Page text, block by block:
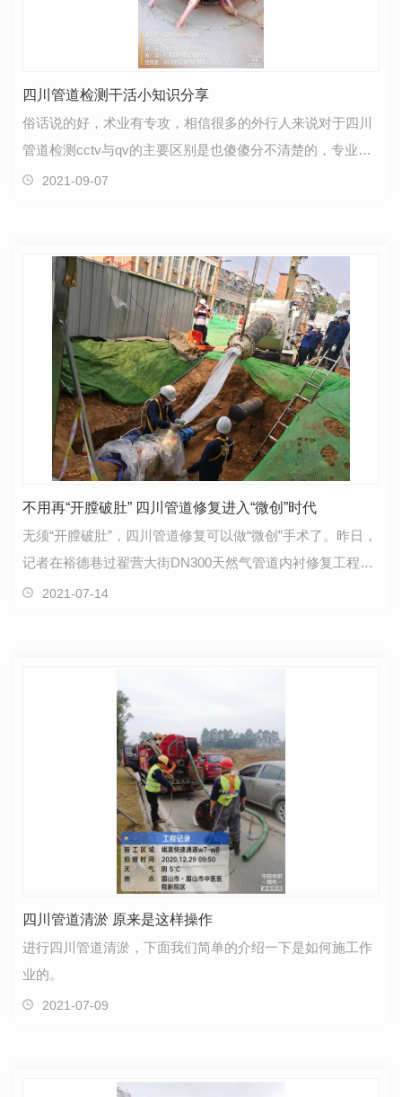
四川管道检测干活小知识分享
俗话说的好，术业有专攻，相信很多的外行人来说对于四川
管道检测cctv与qv的主要区别是也傻傻分不清楚的，专业人
士了解的就会比较的清楚，所以，小编专门去咨询了鑫…
2021-09-07
不用再“开膛破肚” 四川管道修复进入“微创”时代
无须“开膛破肚”，四川管道修复可以做“微创”手术了。昨日，
记者在裕德巷过翟营大街DN300天然气管道内衬修复工程现
场看到，中间道路交通秩序井然，只在路口的两…
2021-07-14
四川管道清淤 原来是这样操作
进行四川管道清淤，下面我们简单的介绍一下是如何施工作
业的。
2021-07-09